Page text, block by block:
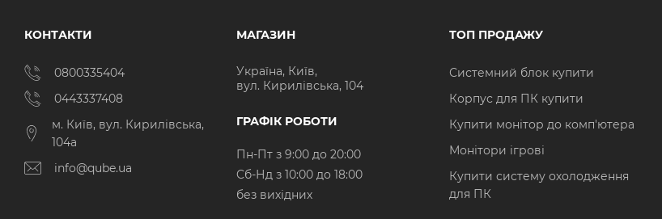
КОНТАКТИ
0800335404
0443337408
м. Київ, вул. Кирилівська,
104а
info@qube.ua
МАГАЗИН
Україна, Київ,
вул. Кирилівська, 104
ГРАФІК РОБОТИ
Пн-Пт з 9:00 до 20:00
Cб-Нд з 10:00 до 18:00
без вихідних
ТОП ПРОДАЖУ
Системний блок купити
Корпус для ПК купити
Купити монітор до комп'ютера
Монітори ігрові
Купити систему охолодження
для ПК